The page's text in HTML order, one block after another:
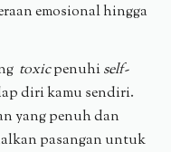
emosional hingga
toxicpenuhiself-
diri kamu sendiri.
yang penuh dan
pasangan untuk